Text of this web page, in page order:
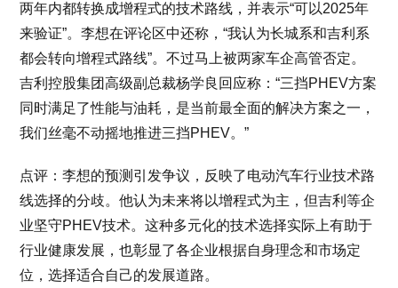
两年内都转换成增程式的技术路线，并表示“可以2025年
来验证”。李想在评论区中还称，“我认为长城系和吉利系
都会转向增程式路线”。不过马上被两家车企高管否定。
吉利控股集团高级副总裁杨学良回应称：“三挡PHEV方案
同时满足了性能与油耗，是当前最全面的解决方案之一，
我们丝毫不动摇地推进三挡PHEV。”
点评：李想的预测引发争议，反映了电动汽车行业技术路
线选择的分歧。他认为未来将以增程式为主，但吉利等企
业坚守PHEV技术。这种多元化的技术选择实际上有助于
行业健康发展，也彰显了各企业根据自身理念和市场定
位，选择适合自己的发展道路。